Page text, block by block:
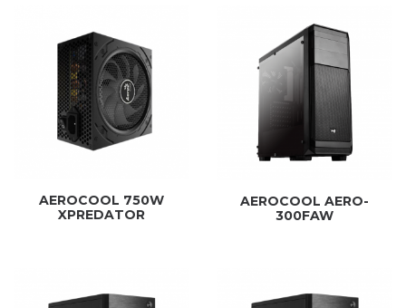
AEROCOOL 750W
XPREDATOR
AEROCOOL AERO-
300FAW